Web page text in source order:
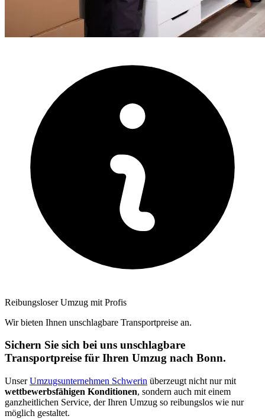
Reibungsloser Umzug mit Profis
Wir bieten Ihnen unschlagbare Transportpreise an.
Sichern Sie sich bei uns unschlagbare
Transportpreise für Ihren Umzug nach Bonn.
UnserUmzugsunternehmen Schwerin überzeugt nicht nur mit
wettbewerbsfähigen Konditionen, sondern auch mit einem
ganzheitlichen Service, der Ihren Umzug so reibungslos wie nur
möglich gestaltet.